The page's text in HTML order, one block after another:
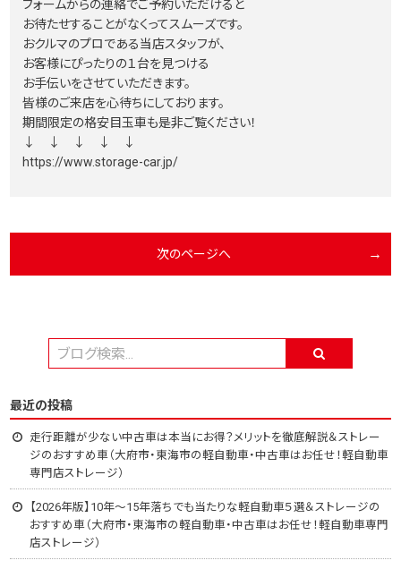
フォームからの連絡でご予約いただけると
お待たせすることがなくってスムーズです。
おクルマのプロである当店スタッフが、
お客様にぴったりの１台を見つける
お手伝いをさせていただきます。
皆様のご来店を心待ちにしております。
期間限定の格安目玉車も是非ご覧ください！
↓ ↓ ↓ ↓ ↓
https://www.storage-car.jp/
次のページへ
最近の投稿
走行距離が少ない中古車は本当にお得？メリットを徹底解説＆ストレー
ジのおすすめ車（大府市・東海市の軽自動車・中古車はお任せ！軽自動車
専門店ストレージ）
【2026年版】10年～15年落ちでも当たりな軽自動車５選＆ストレージの
おすすめ車（大府市・東海市の軽自動車・中古車はお任せ！軽自動車専門
店ストレージ）